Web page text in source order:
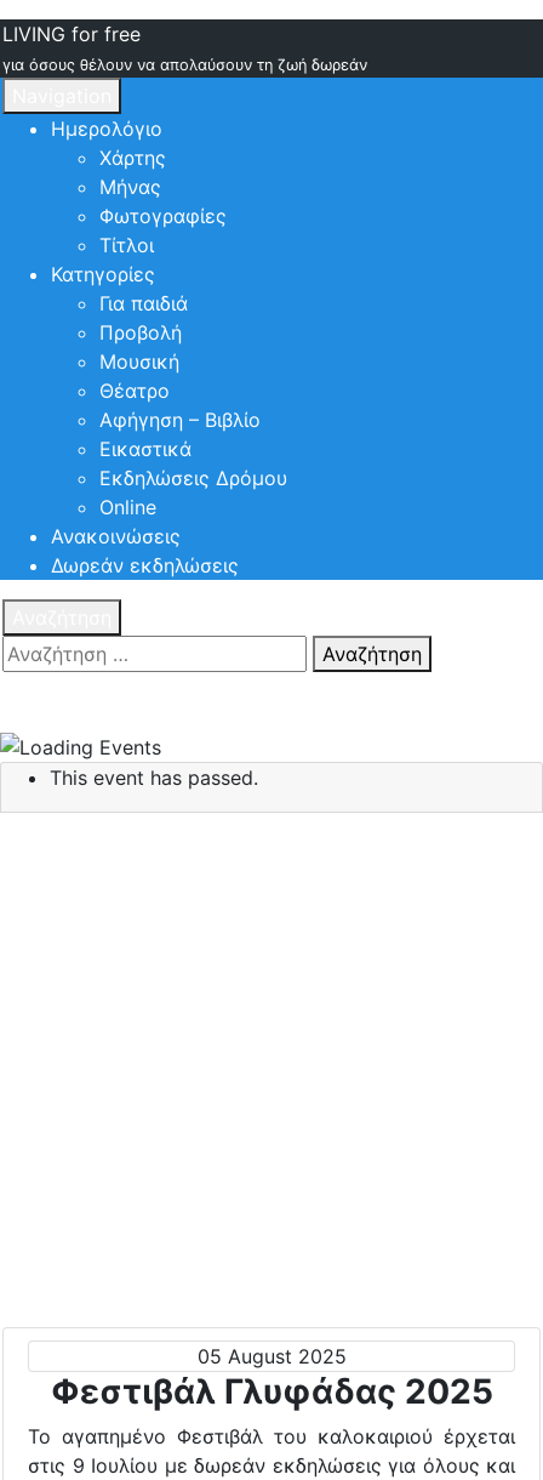
LIVING for free
για όσους θέλουν να απολαύσουν τη ζωή δωρεάν
Ημερολόγιο
Χάρτης
Μήνας
Φωτογραφίες
Τίτλοι
Κατηγορίες
Για παιδιά
Προβολή
Μουσική
Θέατρο
Αφήγηση – Βιβλίο
Εικαστικά
Εκδηλώσεις Δρόμου
Online
Ανακοινώσεις
Δωρεάν εκδηλώσεις
Αναζήτηση
This event has passed.
05 August 2025
Φεστιβάλ Γλυφάδας 2025
Το αγαπημένο Φεστιβάλ του καλοκαιριού έρχεται
στις 9 Ιουλίου με δωρεάν εκδηλώσεις για όλους και